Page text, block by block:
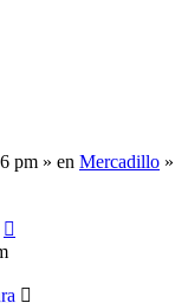
pm » en Mercadillo »